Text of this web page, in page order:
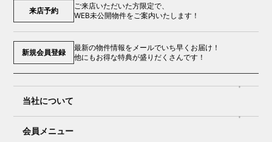
来店予約
ご来店いただいた方限定で、
WEB未公開物件をご案内いたします！
新規会員登録
最新の物件情報をメールでいち早くお届け！
他にもお得な特典が盛りだくさんです！
当社について
会員メニュー